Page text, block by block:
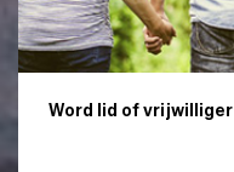
Word lid of vrijwilliger